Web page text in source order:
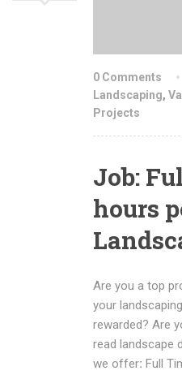
0 Comments
Landscaping,
Projects
Job:
hours
Are you a top
your
rewarded? Are
read landscape
we offer: Full